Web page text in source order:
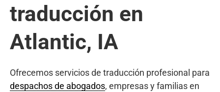
traducción en
Atlantic, IA
Ofrecemos servicios de traducción profesional para
despachos de abogados, empresas y familias en